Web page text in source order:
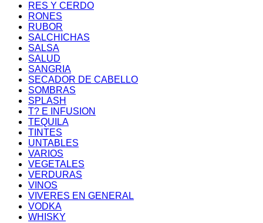
RES Y CERDO
RONES
RUBOR
SALCHICHAS
SALSA
SALUD
SANGRIA
SECADOR DE CABELLO
SOMBRAS
SPLASH
T? E INFUSION
TEQUILA
TINTES
UNTABLES
VARIOS
VEGETALES
VERDURAS
VINOS
VIVERES EN GENERAL
VODKA
WHISKY